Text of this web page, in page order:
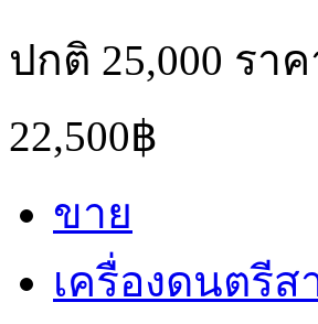
ปกติ 25,000 รา
22,500฿
ขาย
เครื่องดนตรีส